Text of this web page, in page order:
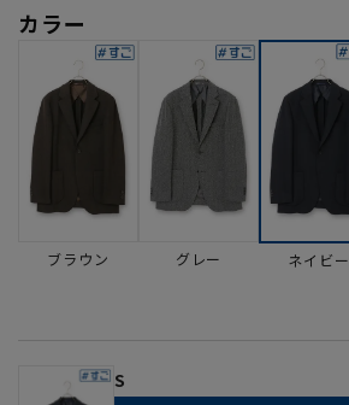
カラー
ブラウン グレー ネイビー
S